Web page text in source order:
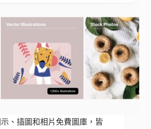
示、插圖和相片免費圖庫，皆